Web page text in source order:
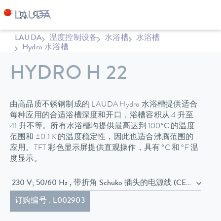
LAUDA 温度控制设备 水浴槽
水浴槽
Hydro 水浴槽
HYDRO H 22
由高品质不锈钢制成的 LAUDA Hydro 水浴槽提供适合
每种应用的合适浴槽深度和开口，浴槽容积从 4 升至
41 升不等。所有水浴槽均提供最高达到 100°C 的温度
范围和 ±0.1 K 的温度稳定性，因此也适合沸腾范围的
应用。TFT 彩色显示屏提供直观操作，具有 °C 和 °F 温
度显示。
230 V; 50/60 Hz , 带折角 Schuko 插头的电源线 (CEE7/7)
订购编号 : L002903